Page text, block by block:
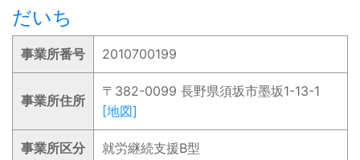
だいち
事業所番号 2010700199
事業所住所
〒382-0099 長野県須坂市墨坂1-13-1
[地図]
事業所区分 就労継続支援B型